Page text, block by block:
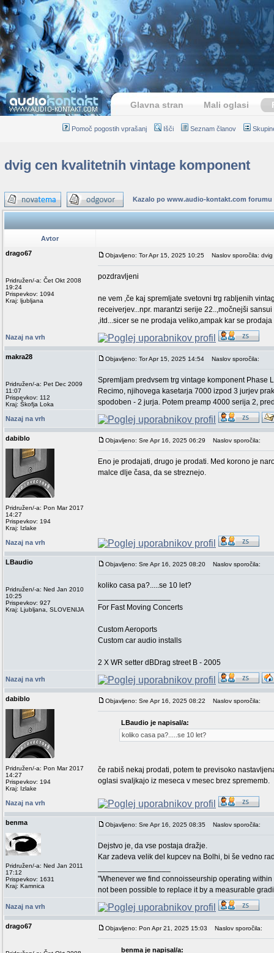
Glavna stran Mali oglasi
Pomoč pogostih vprašanj Išči Seznam članov
dvig cen kvalitetnih vintage komponent
Kazalo po www.audio-kontakt.com forumu
Avtor
drago67
Pridružen/-a: Čet Okt 2008
19:24
Prispevkov: 1094
Kraj: ljubljana
Objavljeno: Tor Apr 15, 2025 10:25 Naslov sporočila:
pozdravljeni
ne vem ,če kaj spremljate svetovni trg rabljenih
receiverjev...npr. marantzi serije 22..,močnejši
,itd...sicer se ne prodaja veliko,ampak kar se
Nazaj na vrh
makra28
Pridružen/-a: Pet Dec 2009
11:07
Prispevkov: 112
Kraj: Škofja Loka
Objavljeno: Tor Apr 15, 2025 14:54 Naslov sporočila:
Spremljam predvsem trg vintage komponent Phase
Recimo, njihovega kasetarja 7000 izpod 3 jurjev
spodoben - 2 jurja. Potem preamp 4000 serija 2,
Nazaj na vrh
dabiblo
Pridružen/-a: Pon Mar 2017
14:27
Prispevkov: 194
Kraj: Izlake
Objavljeno: Sre Apr 16, 2025 06:29 Naslov sporočila:
Eno je prodajati, drugo je prodati. Med korono je
malce dlje časa, da se streznejo.
Nazaj na vrh
LBaudio
Pridružen/-a: Ned Jan 2010
10:25
Prispevkov: 927
Kraj: Ljubljana, SLOVENIJA
Objavljeno: Sre Apr 16, 2025 08:20 Naslov sporočila:
koliko casa pa?.....se 10 let?
For Fast Moving Concerts
Custom Aeroports
Custom car audio installs
2 X WR setter dBDrag street B - 2005
Nazaj na vrh
dabiblo
Pridružen/-a: Pon Mar 2017
14:27
Prispevkov: 194
Kraj: Izlake
Objavljeno: Sre Apr 16, 2025 08:22 Naslov sporočila:
LBaudio je napisal/a:
koliko casa pa?.....se 10 let?
če rabiš nekaj prodati, potem te previsoko
oglasi svaljkajo iz meseca v mesec brez sprememb.
Nazaj na vrh
benma
Pridružen/-a: Ned Jan 2011
17:12
Prispevkov: 1631
Kraj: Kamnica
Objavljeno: Sre Apr 16, 2025 08:35 Naslov sporočila:
Dejstvo je, da vse postaja dražje.
Kar zadeva velik del kupcev na Bolhi, bi še vedno
"Whenever we find connoisseurship operating
not been possible to replace it by a measurable
Nazaj na vrh
drago67 Objavljeno: Pon Apr 21, 2025 15:03 Naslov sporočila:
benma je napisal/a: